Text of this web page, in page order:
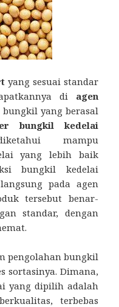
yang sesuai standar
di agen
yang berasal
bungkil kedelai
mampu
yang lebih baik
bungkil kedelai
pada agen
tersebut benar-
standar, dengan
pengolahan bungkil
sortasinya. Dimana,
yang dipilih adalah
terbebas